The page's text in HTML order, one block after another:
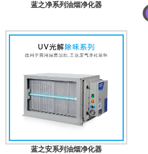
蓝之净系列油烟净化器
蓝之安系列油烟净化器